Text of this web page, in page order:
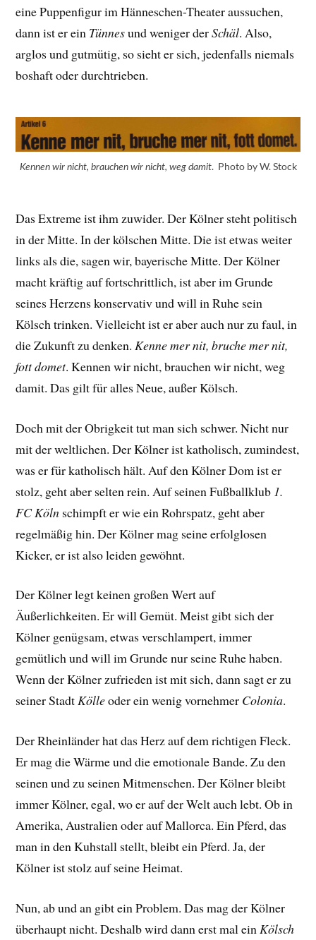
eine Puppenfigur im Hänneschen-Theater aussuchen,
dann ist er ein Tünnesund weniger derSchäl. Also,
arglos und gutmütig, so sieht er sich, jedenfalls niemals
boshaft oder durchtrieben.
Kennen wir nicht, brauchen wir nicht, weg damit. Photo by W. Stock
Das Extreme ist ihm zuwider. Der Kölner steht politisch
in der Mitte. In der kölschen Mitte. Die ist etwas weiter
links als die, sagen wir, bayerische Mitte. Der Kölner
macht kräftig auf fortschrittlich, ist aber im Grunde
seines Herzens konservativ und will in Ruhe sein
Kölsch trinken. Vielleicht ist er aber auch nur zu faul, in
die Zukunft zu denken. Kenne mer nit, bruche mer nit,
fott domet. Kennen wir nicht, brauchen wir nicht, weg
damit. Das gilt für alles Neue, außer Kölsch.
Doch mit der Obrigkeit tut man sich schwer. Nicht nur
mit der weltlichen. Der Kölner ist katholisch, zumindest,
was er für katholisch hält. Auf den Kölner Dom ist er
stolz, geht aber selten rein. Auf seinen Fußballklub 1.
FC Köln schimpft er wie ein Rohrspatz, geht aber
regelmäßig hin. Der Kölner mag seine erfolglosen
Kicker, er ist also leiden gewöhnt.
Der Kölner legt keinen großen Wert auf
Äußerlichkeiten. Er will Gemüt. Meist gibt sich der
Kölner genügsam, etwas verschlampert, immer
gemütlich und will im Grunde nur seine Ruhe haben.
Wenn der Kölner zufrieden ist mit sich, dann sagt er zu
seiner StadtKölleoder ein wenig vornehmer Colonia.
Der Rheinländer hat das Herz auf dem richtigen Fleck.
Er mag die Wärme und die emotionale Bande. Zu den
seinen und zu seinen Mitmenschen. Der Kölner bleibt
immer Kölner, egal, wo er auf der Welt auch lebt. Ob in
Amerika, Australien oder auf Mallorca. Ein Pferd, das
man in den Kuhstall stellt, bleibt ein Pferd. Ja, der
Kölner ist stolz auf seine Heimat.
Nun, ab und an gibt ein Problem. Das mag der Kölner
überhaupt nicht. Deshalb wird dann erst mal ein Kölsch